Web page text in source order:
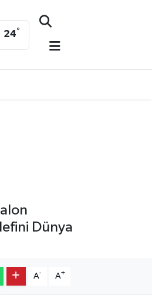
24°
Dünya
A- A+